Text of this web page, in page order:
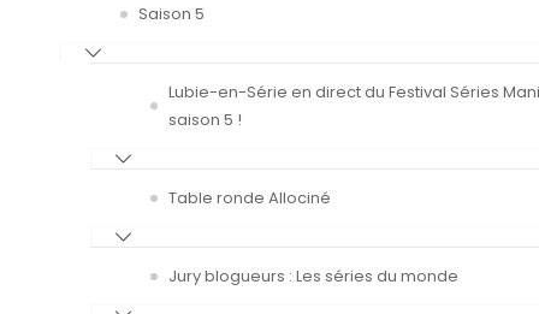
Saison 5
Lubie-en-Série en direct du Festival Séries
saison 5 !
Table ronde Allociné
Jury blogueurs : Les séries du monde